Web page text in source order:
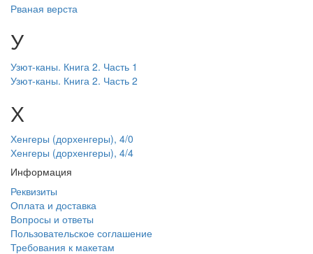
Рваная верста
У
Узют-каны. Книга 2. Часть 1
Узют-каны. Книга 2. Часть 2
Х
Хенгеры (дорхенгеры), 4/0
Хенгеры (дорхенгеры), 4/4
Информация
Реквизиты
Оплата и доставка
Вопросы и ответы
Пользовательское соглашение
Требования к макетам